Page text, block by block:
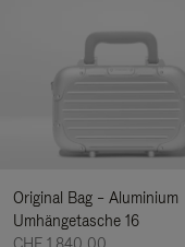
Original Bag – Aluminium
Umhängetasche 16